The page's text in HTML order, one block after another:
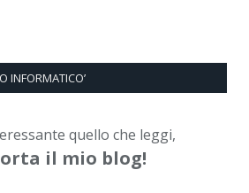
INFORMATICO’
quello che leggi,
il mio blog!